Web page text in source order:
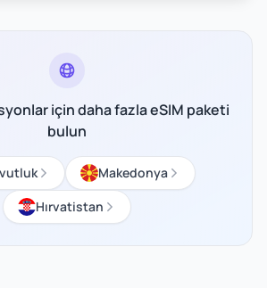
için daha fazla eSIM paketi
bulun
Makedonya
Hırvatistan